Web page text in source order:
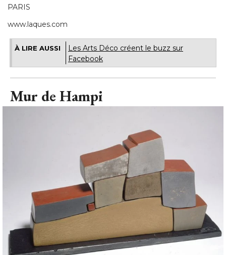
PARIS
www.laques.com
À LIRE AUSSI
Les Arts Déco créent le buzz sur
Facebook
Mur de Hampi